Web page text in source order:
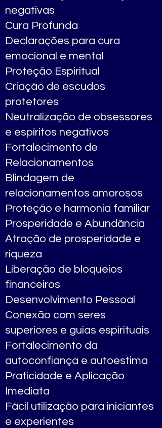
negativas
Cura Profunda
Declarações para cura
emocional e mental
Proteção Espiritual
Criação de escudos
protetores
Neutralização de obsessores
e espíritos negativos
Fortalecimento de
Relacionamentos
Blindagem de
relacionamentos amorosos
Proteção e harmonia familiar
Prosperidade e Abundância
Atração de prosperidade e
riqueza
Liberação de bloqueios
financeiros
Desenvolvimento Pessoal
Conexão com seres
superiores e guias espirituais
Fortalecimento da
autoconfiança e autoestima
Praticidade e Aplicação
Imediata
Fácil utilização para iniciantes
e experientes